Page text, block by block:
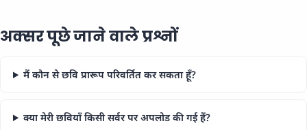
अक्सर पूछे जाने वाले प्रश्नों
मैं कौन से छवि प्रारूप परिवर्तित कर सकता हूँ?
क्या मेरी छवियाँ किसी सर्वर पर अपलोड की गई हैं?